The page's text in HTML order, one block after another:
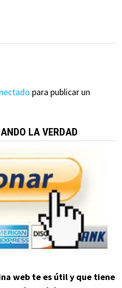
para publicar un
LA VERDAD
web te es útil y que tiene